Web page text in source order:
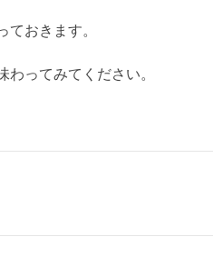
ておきます。
わってみてください。